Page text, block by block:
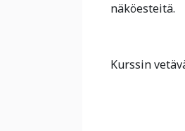
näköesteitä.
Kurssin